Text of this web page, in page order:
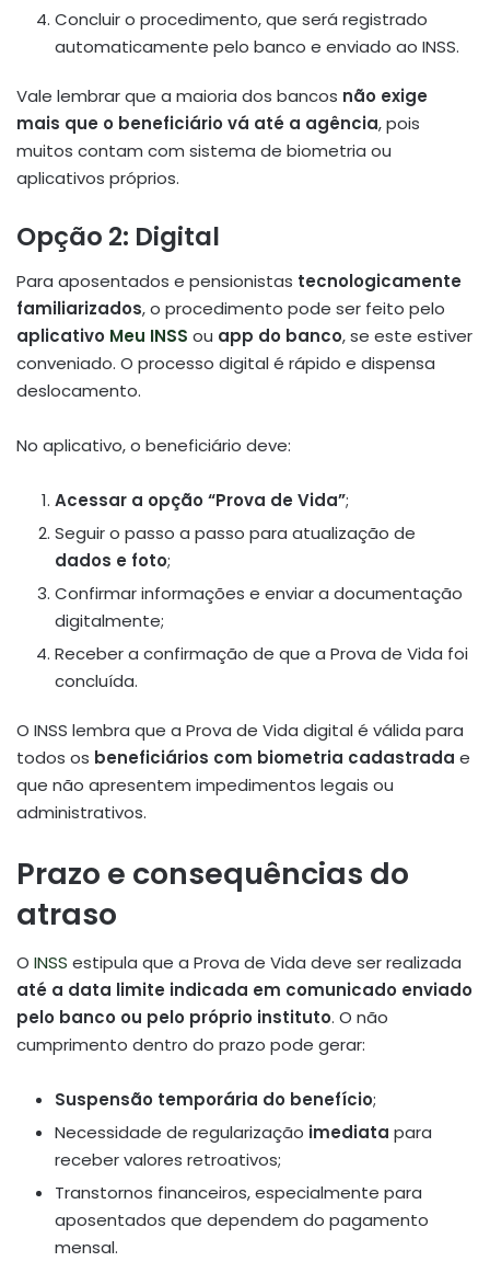
Concluir o procedimento, que será registrado
automaticamente pelo banco e enviado ao INSS.
Vale lembrar que a maioria dos bancos não exige
mais que o beneficiário vá até a agência, pois
muitos contam com sistema de biometria ou
aplicativos próprios.
Opção 2: Digital
Para aposentados e pensionistas tecnologicamente
familiarizados, o procedimento pode ser feito pelo
aplicativo Meu INSS ou app do banco, se este estiver
conveniado. O processo digital é rápido e dispensa
deslocamento.
No aplicativo, o beneficiário deve:
Acessar a opção “Prova de Vida”;
Seguir o passo a passo para atualização de
dados e foto;
Confirmar informações e enviar a documentação
digitalmente;
Receber a confirmação de que a Prova de Vida foi
concluída.
O INSS lembra que a Prova de Vida digital é válida para
todos os beneficiários com biometria cadastrada e
que não apresentem impedimentos legais ou
administrativos.
Prazo e consequências do
atraso
O INSS estipula que a Prova de Vida deve ser realizada
até a data limite indicada em comunicado enviado
pelo banco ou pelo próprio instituto. O não
cumprimento dentro do prazo pode gerar:
Suspensão temporária do benefício;
Necessidade de regularização imediata para
receber valores retroativos;
Transtornos financeiros, especialmente para
aposentados que dependem do pagamento
mensal.